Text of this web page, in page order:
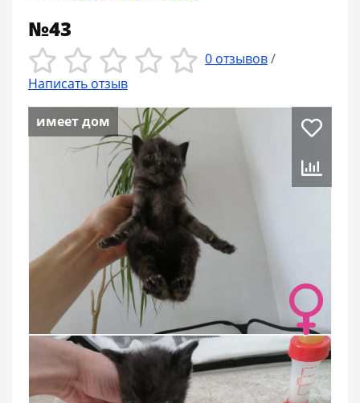
№43
0 отзывов/
Написать отзыв
имеет дом